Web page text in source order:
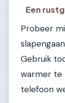
Een
Probeer
Gebruik
warmer te
telefoon